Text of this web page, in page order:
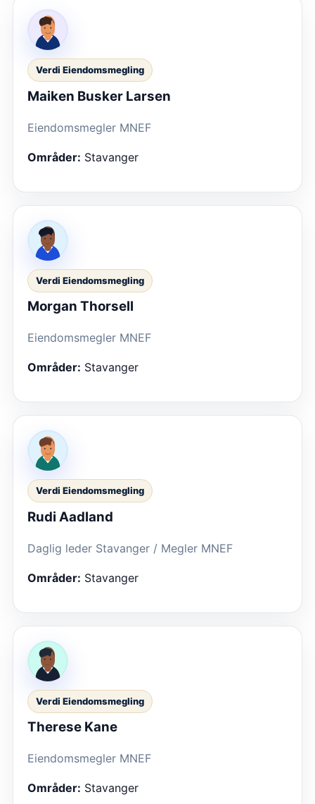
Verdi Eiendomsmegling
Maiken Busker Larsen
Eiendomsmegler MNEF
Områder: Stavanger
Verdi Eiendomsmegling
Morgan Thorsell
Eiendomsmegler MNEF
Områder: Stavanger
Verdi Eiendomsmegling
Rudi Aadland
Daglig leder Stavanger / Megler MNEF
Områder: Stavanger
Verdi Eiendomsmegling
Therese Kane
Eiendomsmegler MNEF
Områder: Stavanger